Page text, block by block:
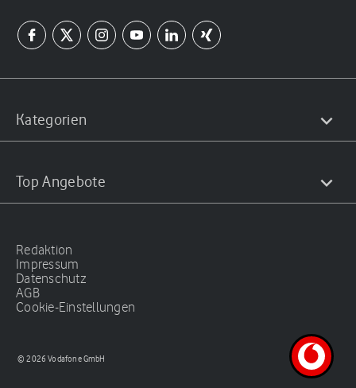
Kategorien
Top Angebote
Redaktion
Impressum
Datenschutz
AGB
Cookie-Einstellungen
© 2026 Vodafone GmbH